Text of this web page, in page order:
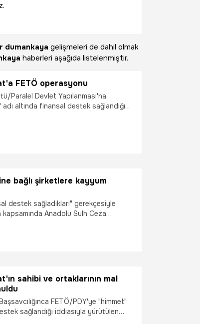
dumankaya gelişmeleri de dahil olmak
haberleri aşağıda listelenmiştir.
FETÖ operasyonu
Paralel Devlet Yapılanması'na
altında finansal destek sağlandığı
bağlı şirketlere kayyum
destek sağladıkları" gerekçesiyle
Anadolu Sulh Ceza
sahibi ve ortaklarının mal
FETÖ/PDY'ye "himmet"
sağlandığı iddiasıyla yürütülen